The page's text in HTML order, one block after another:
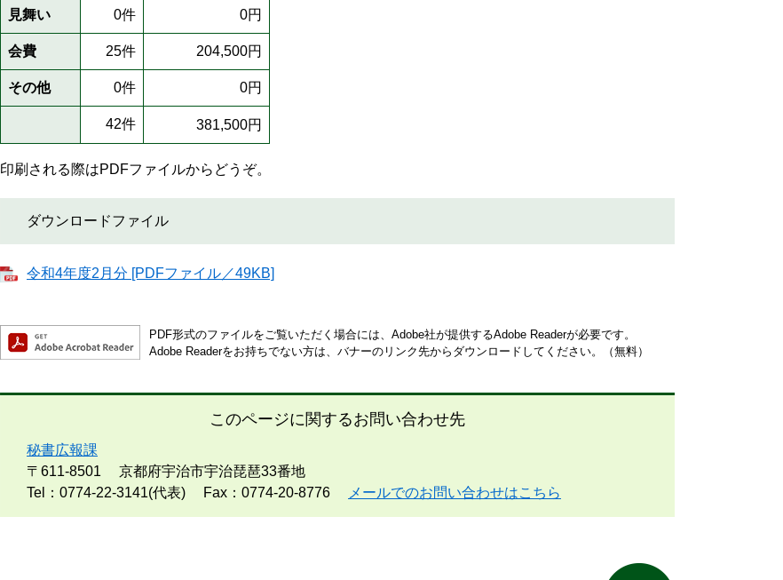
見舞い 0件 0円
会費 25件 204,500円
その他 0件 0円
42件 381,500円
印刷される際はPDFファイルからどうぞ。
ダウンロードファイル
令和4年度2月分 [PDFファイル／49KB]
PDF形式のファイルをご覧いただく場合には、Adobe社が提供するAdobe Readerが必要です。
Adobe Readerをお持ちでない方は、バナーのリンク先からダウンロードしてください。（無料）
このページに関するお問い合わせ先
秘書広報課
〒611-8501
京都府宇治市宇治琵琶33番地
Tel：0774-22-3141(代表)
Fax：0774-20-8776 メールでのお問い合わせはこちら